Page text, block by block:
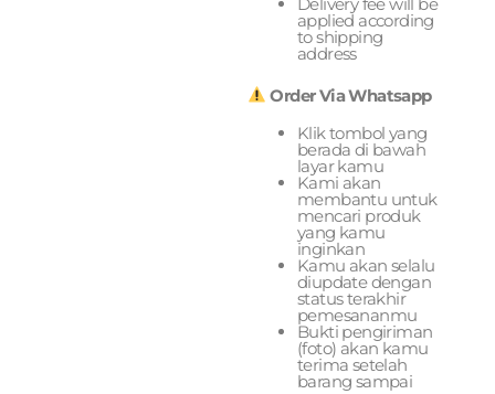
applied according
to shipping
address
Order Via Whatsapp
Klik tombol yang
berada di bawah
layar kamu
Kami akan
membantu untuk
mencari produk
yang kamu
inginkan
Kamu akan selalu
diupdate dengan
status terakhir
pemesananmu
Bukti pengiriman
(foto) akan kamu
terima setelah
barang sampai